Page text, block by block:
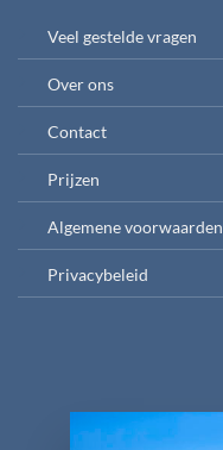
Veel gestelde vragen
Over ons
Contact
Prijzen
Algemene voorwaarden
Privacybeleid